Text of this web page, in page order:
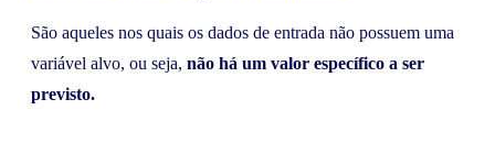
São aqueles nos quais os dados de entrada não possuem uma
variável alvo, ou seja, não há um valor específico a ser
previsto.